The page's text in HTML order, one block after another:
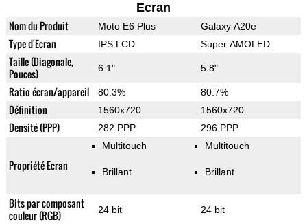
Ecran
Nom du Produit Moto E6 Plus Galaxy A20e
Type d'Ecran IPS LCD Super AMOLED
Taille (Diagonale,
Pouces)
6.1" 5.8"
Ratio écran/appareil 80.3% 80.7%
Définition 1560x720 1560x720
Densité (PPP) 282 PPP 296 PPP
Propriété Ecran
Multitouch
Brillant
Multitouch
Brillant
Bits par composant
couleur (RGB)
24 bit 24 bit